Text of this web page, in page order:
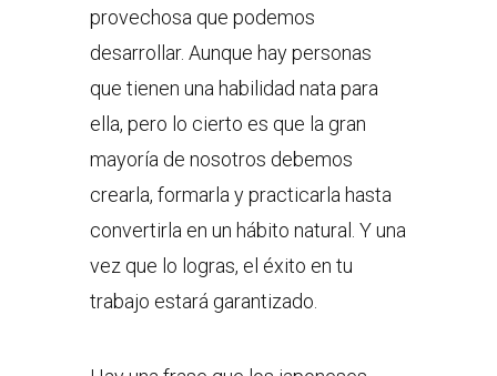
provechosa que podemos
desarrollar. Aunque hay personas
que tienen una habilidad nata para
ella, pero lo cierto es que la gran
mayoría de nosotros debemos
crearla, formarla y practicarla hasta
convertirla en un hábito natural. Y una
vez que lo logras, el éxito en tu
trabajo estará garantizado.